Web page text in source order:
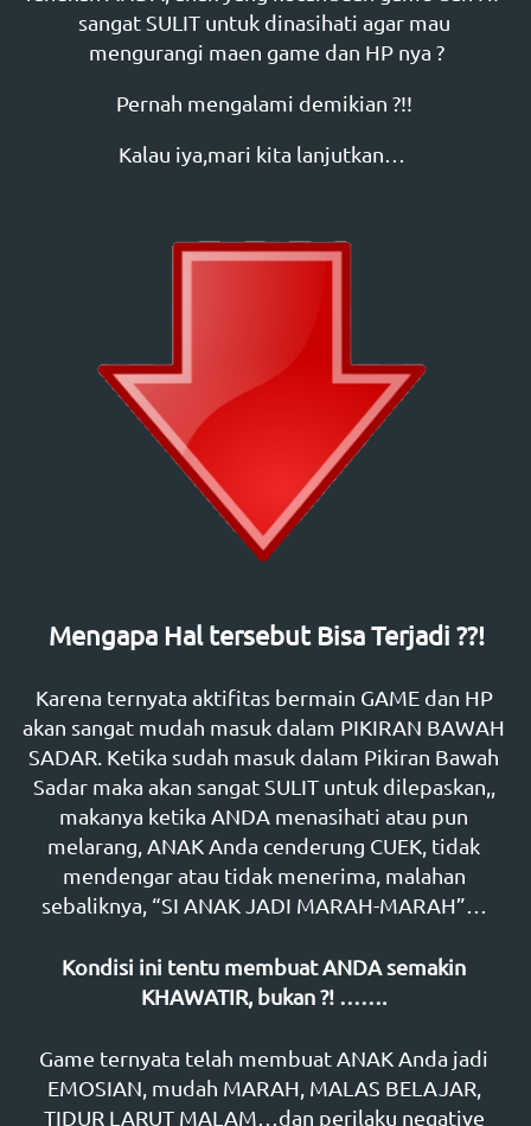
sangat SULIT untuk dinasihati agar mau
mengurangi maen game dan HP nya ?
Pernah mengalami demikian ?!!
Kalau iya,mari kita lanjutkan…
Mengapa Hal tersebut Bisa Terjadi ??!
Karena ternyata aktifitas bermain GAME dan HP
akan sangat mudah masuk dalam PIKIRAN BAWAH
SADAR. Ketika sudah masuk dalam Pikiran Bawah
Sadar maka akan sangat SULIT untuk dilepaskan,,
makanya ketika ANDA menasihati atau pun
melarang, ANAK Anda cenderung CUEK, tidak
mendengar atau tidak menerima, malahan
sebaliknya, “SI ANAK JADI MARAH-MARAH”…
Kondisi ini tentu membuat ANDA semakin
KHAWATIR, bukan ?! …….
Game ternyata telah membuat ANAK Anda jadi
EMOSIAN, mudah MARAH, MALAS BELAJAR,
TIDUR LARUT MALAM…dan perilaku negative